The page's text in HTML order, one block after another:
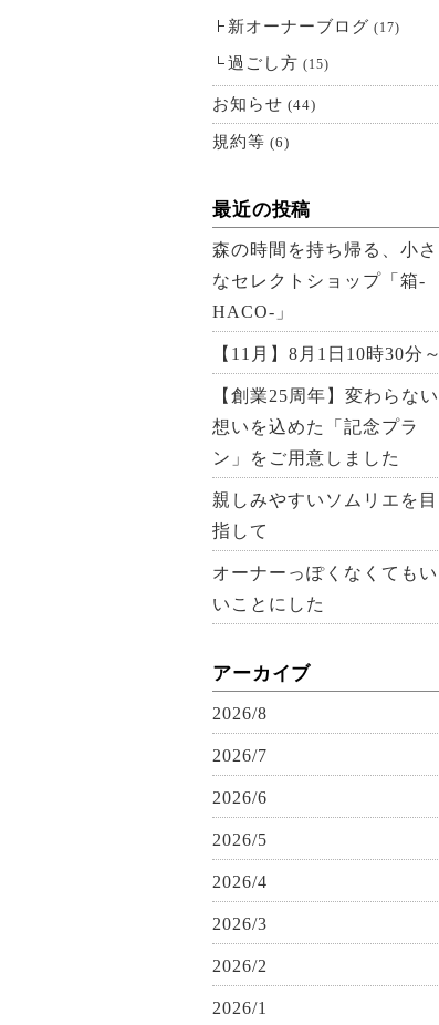
新オーナーブログ (17)
過ごし方 (15)
お知らせ (44)
規約等 (6)
最近の投稿
森の時間を持ち帰る、小さ
なセレクトショップ「箱-
HACO-」
【11月】8月1日10時30分～
【創業25周年】変わらない
想いを込めた「記念プラ
ン」をご用意しました
親しみやすいソムリエを目
指して
オーナーっぽくなくてもい
いことにした
アーカイブ
2026/8
2026/7
2026/6
2026/5
2026/4
2026/3
2026/2
2026/1